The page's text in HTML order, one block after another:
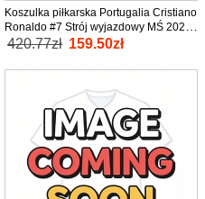
Koszulka piłkarska Portugalia Cristiano
Ronaldo #7 Strój wyjazdowy MŚ 2026
tanio Krótki Rękaw
420.77zł 159.50zł